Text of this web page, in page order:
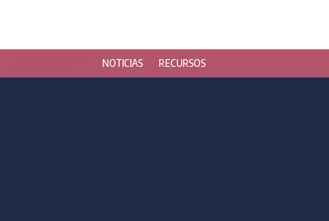
NOTICIAS RECURSOS